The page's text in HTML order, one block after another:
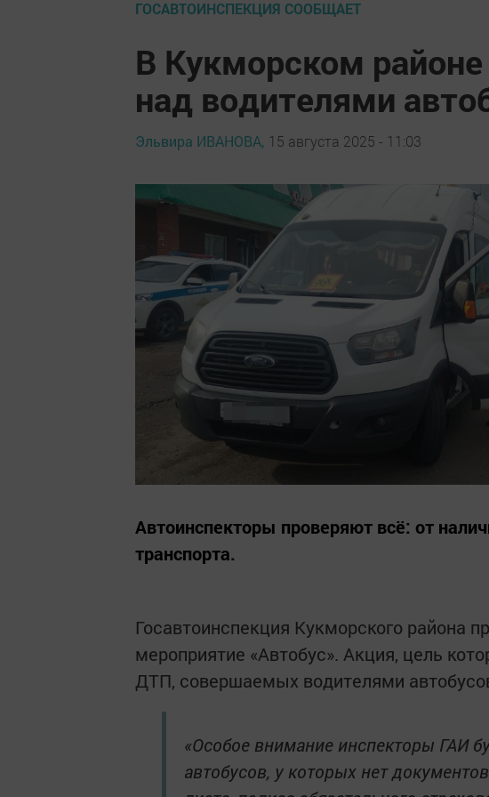
ГОСАВТОИНСПЕКЦИЯ СООБЩАЕТ
В Кукморском районе
над водителями
Эльвира ИВАНОВА, 15 августа 2025 - 11:03
Автоинспекторы проверяют всё: от
транспорта.
Госавтоинспекция Кукморского района
мероприятие «Автобус». Акция, цель
ДТП, совершаемых водителями
«Особое внимание инспекторы ГАИ
автобусов, у которых нет